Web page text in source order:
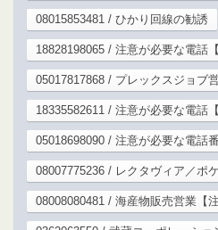
08015853481 / ひかり回線の勧誘
18828198065 / 注意が必要な電話【
05017817868 / プレックスジョブ
18335582611 / 注意が必要な電話【
05018698090 / 注意が必要な電話
08007775236 / レクタヴィア／ポ
08008080481 / 海産物販売営業【注